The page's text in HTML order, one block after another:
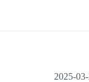
2025-